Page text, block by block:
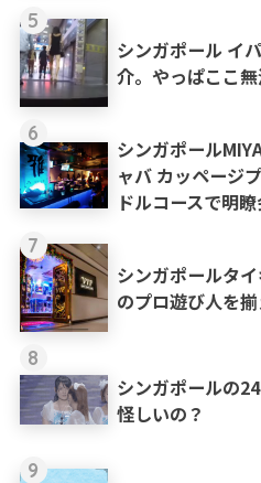
5
シンガポール イ
介。やっぱここ
6
シンガポール
ャバ カッページ
ドルコースで明
7
シンガポールタ
のプロ遊び人を
8
シンガポールの
怪しいの？
9